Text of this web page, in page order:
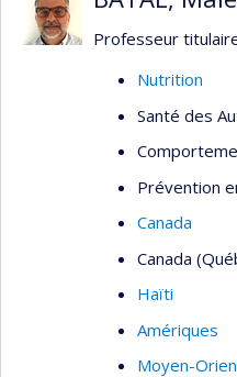
Professeur
Nutrition
Santé des
Prévention
Canada
Canada
Haïti
Amériques
Moyen-